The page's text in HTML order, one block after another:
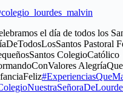
el día de todos los
Pastoral
ColegioCatólico